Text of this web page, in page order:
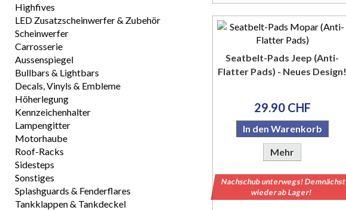
Highfives
LED Zusatzscheinwerfer & Zubehör
Scheinwerfer
Carrosserie
Aussenspiegel
Bullbars & Lightbars
Decals, Vinyls & Embleme
Höherlegung
Kennzeichenhalter
Lampengitter
Motorhaube
Roof-Racks
Sidesteps
Sonstiges
Splashguards & Fenderflares
Tankklappen & Tankdeckel
Seatbelt-Pads Jeep (Anti-
Flatter Pads) - Neues Design!
29.90 CHF
In den Warenkorb
Mehr
Nachschub unterwegs! Demnächst
wieder ab Lager!